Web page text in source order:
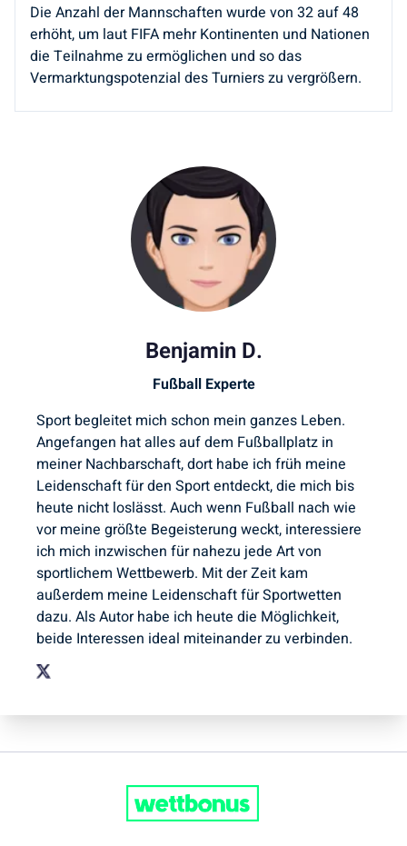
Die Anzahl der Mannschaften wurde von 32 auf 48
erhöht, um laut FIFA mehr Kontinenten und Nationen
die Teilnahme zu ermöglichen und so das
Vermarktungspotenzial des Turniers zu vergrößern.
Benjamin D.
Fußball Experte
Sport begleitet mich schon mein ganzes Leben.
Angefangen hat alles auf dem Fußballplatz in
meiner Nachbarschaft, dort habe ich früh meine
Leidenschaft für den Sport entdeckt, die mich bis
heute nicht loslässt. Auch wenn Fußball nach wie
vor meine größte Begeisterung weckt, interessiere
ich mich inzwischen für nahezu jede Art von
sportlichem Wettbewerb. Mit der Zeit kam
außerdem meine Leidenschaft für Sportwetten
dazu. Als Autor habe ich heute die Möglichkeit,
beide Interessen ideal miteinander zu verbinden.